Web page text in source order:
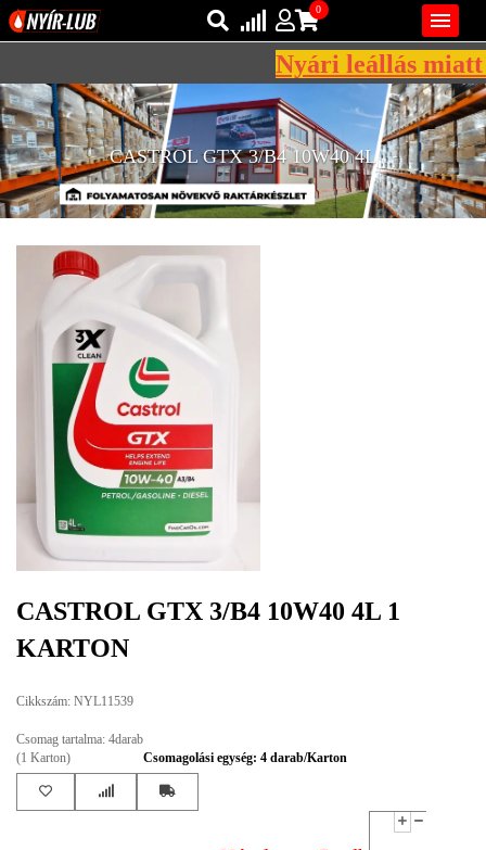
REGISZTRÁCIÓ
KENŐANYAGOK
MÁRKÁK
NORMÁK
VISZKOZITÁSOK
ADALÉKOK
EGYÉB
SPECIÁLIS
AJÁNLATOK
INFO
(HÉTFŐTŐL PÉNTEKIG 8-17H)
+36 70 674 0983
NYIRLUBKFT@GMAIL.COM
NYÍR-LUB KFT.:

Bejelentkezés
Regisztráció
0
AZ ÖN KOSARA ÜRES
Nyári leállás miatt
CASTROL GTX 3/B4 10W40 4L
CASTROL GTX 3/B4 10W40 4L 1
KARTON
Cikkszám: NYL11539
Csomag tartalma: 4darab
(1 Karton)
Csomagolási egység: 4 darab/Karton